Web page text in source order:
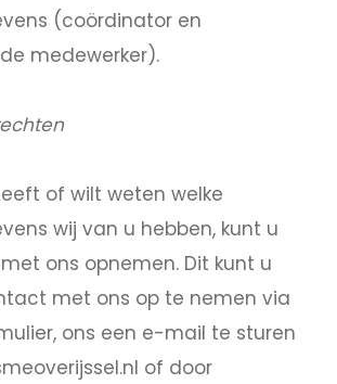
(coördinator en
medewerker).
of wilt weten welke
wij van u hebben, kunt u
ons opnemen. Dit kunt u
met ons op te nemen via
ons een e-mail te sturen
of door